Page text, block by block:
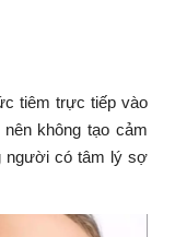
tiêm trực tiếp vào
không tạo cảm
người có tâm lý sợ